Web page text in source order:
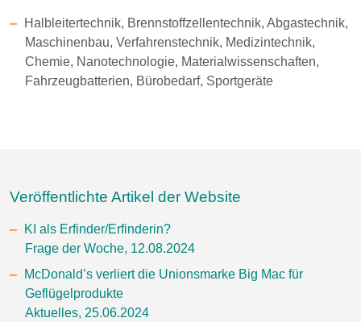
Halbleitertechnik, Brennstoffzellentechnik, Abgastechnik,
Maschinenbau, Verfahrenstechnik, Medizintechnik,
Chemie, Nanotechnologie, Materialwissenschaften,
Fahrzeugbatterien, Bürobedarf, Sportgeräte
Veröffentlichte Artikel der Website
KI als Erfinder/Erfinderin?
Frage der Woche, 12.08.2024
McDonald’s verliert die Unionsmarke Big Mac für
Geflügelprodukte
Aktuelles, 25.06.2024